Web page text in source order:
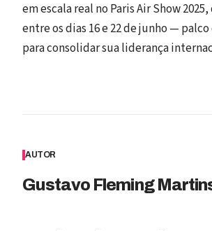
em escala real no Paris Air Show
entre os dias 16 e 22 de junho —
para consolidar sua liderança
AUTOR
Gustavo Fleming